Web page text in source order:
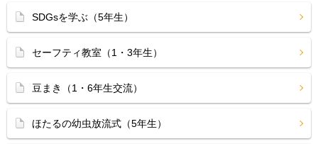
SDGsを学ぶ（5年生）
セーフティ教室（1・3年生）
豆まき（1・6年生交流）
ほたるの幼虫放流式（5年生）